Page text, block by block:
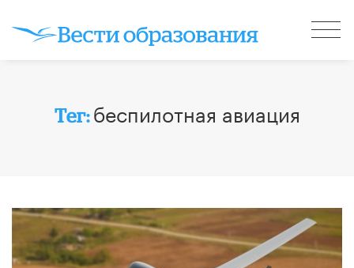
Тег:беспилотная авиация